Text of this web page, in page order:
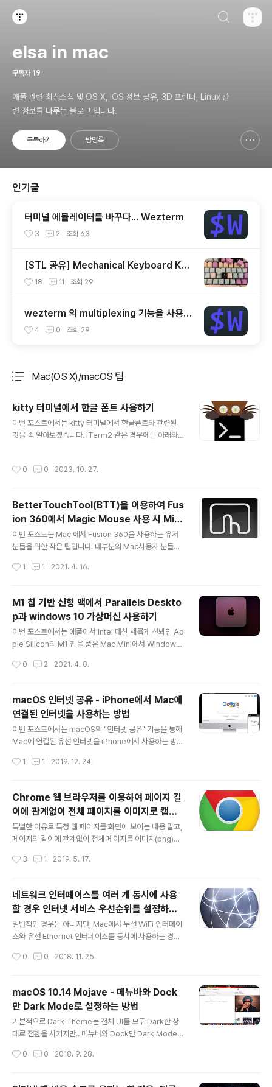
elsa in mac
구독자 19
애플 관련 최신소식 및 OS X, IOS 정보 공유, 3D 프린터, Linux 관
련 정보를 다루는 블로그 입니다.
구독하기 방명록
인기글
터미널 에뮬레이터를 바꾸다... Wezterm
3 2 조회 63
[STL 공유] Mechanical Keyboard Key
18 11 조회 29
wezterm 의 multiplexing 기능을 사용해
보자.4 0 조회 29
Mac(OS X)/macOS 팁
kitty 터미널에서 한글 폰트 사용하기
이번 포스트에서는 kitty 터미널에서 한글폰트와 관련된
것을 좀 알아보겠습니다. iTerm2 같은 경우에는 아래와
면에 표시할 때, 한글 코드의 경우 MesloLGS NF 폰트로
문자에 대해서 각각 다른 폰트를 설정할 수 있는데요. sym
bol_map U+AC00-U+D7A3 D2Coding 위와같이
설정파일에 symbol_map을 정의해 주면 됩니다. unico
de AC00 ~ D7A3 범위(한글 유니코드 영역)의 경우 D2
0 0 2023. 10. 27.
BetterTouchTool(BTT)을 이용하여 Fus
ion 360에서 Magic Mouse 사용 시 Mid
dle Button 대응 방법
이번 포스트는 Mac 에서 Fusion 360을 사용하는 유저
분들을 위한 작은 팁입니다. 대부분의 Mac사용자 분들은
Mouse는 Middle Button(가운데 버튼 혹은 휠버튼)을
능은 없습니다. 헌데, Fusion 360에서는 Middle Butto
n의 기능이 매우 필수적입니다. Pan(수평이동)이나 회전
(Orbit) 기능을 이용하기 위해서는 가운데 버튼 기능이 있
어야 하기 때문입니다. 이미 Fusion 360을 사용하시는
만, 저처럼 BetterTouchT..
1 1 2021. 4. 16.
M1 칩 기반 신형 맥에서 Parallels Deskto
p과 windows 10 가상머신 사용하기
이번 포스트에서는 애플에서 Intel 대신 새롭게 선뵈인 Ap
ple Silicon의 M1 칩을 품은 Mac Mini에서 Windows
을 알아보도록 하겠습니다. 최근에 막내 딸의 첫 컴퓨터로
명 있을 것 같아 설치 로그를 남깁니다. 기존의 Mac을 사
용하던 사용자들 조차 새로운 M1 chip을 사용하는 신형
Mac애서 Windows를 사용히는데 난감한 상황에 빠지게
됩니다. 이유는 M1칩은 Intel X86 프로세서가 아닌 ARM
사용할 수 없을 뿐만 아니라, ..
0 2 2021. 4. 8.
macOS 인터넷 공유 - iPhone에서 Mac에
연결된 인터넷을 사용하는 방법
이번 포스트에서는 macOS의 "인터넷 공유" 기능을 통해,
Mac에 연결된 유선 인터넷을 iPhone에서 사용하는 방법
데이터를 사용하거나 유/무선 공유기를 통해 Wi-Fi에 접속
선으로 연결, 인터넷 공유를 사용해야할 경우는 드물겠지
만, 유선 인터넷만 가용한 환경에서 셀룰러 데이터를 사용
하기 아까운 경우, 혹은 셀룰러 데이터를 사용하기 어려운
경우, macOS의 인터넷 공유 기능을 사용하면 iPhone 충
전 케이블을 통해 인터넷을 사용할 수 있습니다. 우선 Mac
과 Mac을 연결합니다. 케이블을 연결하면, iPhone은 충
1 1 2019. 12. 24.
Chrome 웹 브라우저를 이용하여 페이지 길
이에 관계없이 전체 페이지를 이미지로 캡쳐
하는 손쉬운 방법
특별한 이유로 특정 웹 페이지를 화면에 보이는 내용 말고,
페이지의 길이에 관계없이 전체 페이지를 이미지(png)파
를 이용하면 손 쉽게 전체 페이지 캡쳐를 할 수 있습니다.
페이지 입니다. 굉장히 정보가 많아 페이지가 엄청 깁니다.
이 홈 페이지를 화면에 보이는 정보가 아닌 전체 페이지를
하나의 png 파일로 캡쳐를 받고 싶다면, Mac의 경우 Co
mmand + Option + i 키를 눌러 줍니다. WIndows 사
로 변경이 되는데요.. 위의 스샷에서 보시는 바와 ..
3 1 2019. 5. 17.
네트워크 인터페이스를 여러 개 동시에 사용
할 경우 인터넷 서비스 우선순위를 설정하는
방법
일반적인 경우는 아니지만, Mac에서 무선 WiFi 인터페이
스와 유선 Ethernet 인터페이스를 동시에 사용하는 경우
B-WiFi Dongle을 연결해서 동시에 사용할 수도 있습니
net 혹은 WiFi 둘 중 하나는 내부망, 다른 하나는 외부 인
터넷 서비스 접속용으로 사용하게 될 것입니다. 하지만, 이
렇게 설정을 한 경우 인터넷 서비스를 사용할 수도 혹은 사
용하지 못할 수도 있습니다. 이유는 각 네트워크 인터페이
스의 서비스 우선순위가 어떻게 설정되어 있느냐에 따라
하여 사용한다고 가정을 했을 때, 만일 Ethernet 유선 ..
0 0 2018. 11. 25.
macOS 10.14 Mojave - 메뉴바와 Dock
만 Dark Mode로 설정하는 방법
기본적으로 Dark Theme는 전체 UI를 모두 Dark한 상
태로 전환을 시키지만.. 메뉴바와 Dock만 Dark Mode로
로 둘 수 있는 방법을 소개합니다. 방법은 간단합니다. 터미
aults write -g NSRequiresAquaSystemAppeara
0 0 2018. 9. 28.